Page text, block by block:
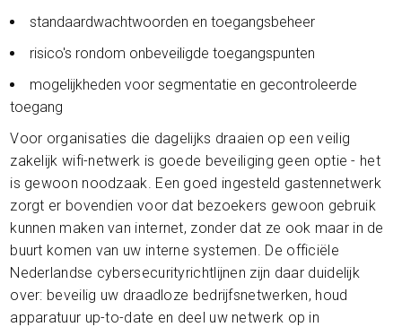
standaardwachtwoorden en toegangsbeheer
risico's rondom onbeveiligde toegangspunten
mogelijkheden voor segmentatie en gecontroleerde
toegang
Voor organisaties die dagelijks draaien op een veilig
zakelijk wifi-netwerk is goede beveiliging geen optie - het
is gewoon noodzaak. Een goed ingesteld gastennetwerk
zorgt er bovendien voor dat bezoekers gewoon gebruik
kunnen maken van internet, zonder dat ze ook maar in de
buurt komen van uw interne systemen. De officiële
Nederlandse cybersecurityrichtlijnen zijn daar duidelijk
over: beveilig uw draadloze bedrijfsnetwerken, houd
apparatuur up-to-date en deel uw netwerk op in